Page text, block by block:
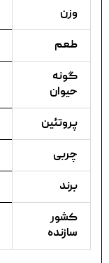
وزن
طعم
گونه
حیوان
پروتئین
چربی
برند
کشور
سازنده